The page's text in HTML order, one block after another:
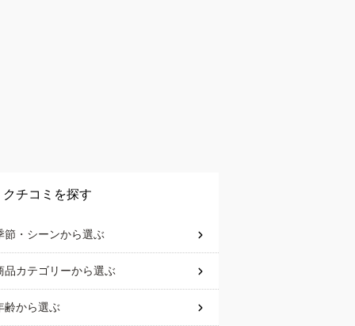
クチコミを探す
節・シーンから選ぶ
品カテゴリーから選ぶ
齢から選ぶ